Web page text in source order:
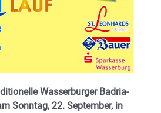
Wasserburger Badria-
Sonntag, 22. September, in